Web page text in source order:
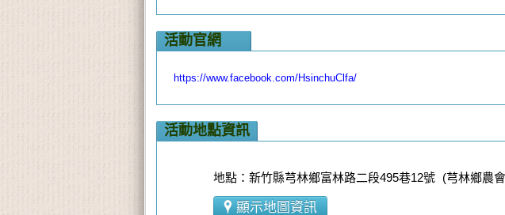
活動官網
https://www.facebook.com/HsinchuClfa/
活動地點資訊
地點：新竹縣芎林鄉富林路二段495巷12號 (芎林鄉農
顯示地圖資訊